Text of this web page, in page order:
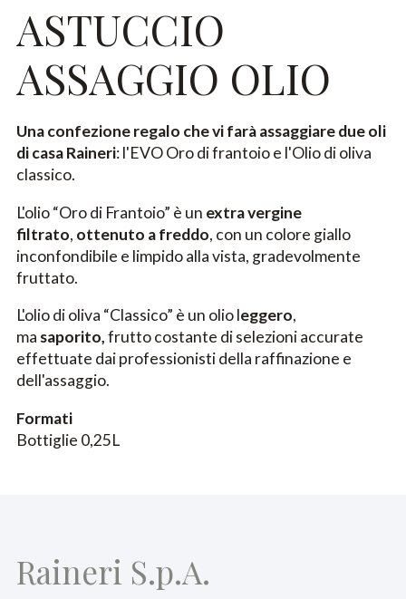
ASTUCCIO
ASSAGGIO OLIO
Una confezione regalo che vi farà assaggiare due oli
di casa Raineri: l'EVO Oro di frantoio e l'Olio di oliva
classico.
L'olio “Oro di Frantoio” è un extra vergine
filtrato, ottenuto a freddo, con un colore giallo
inconfondibile e limpido alla vista, gradevolmente
fruttato.
L'olio di oliva “Classico” è un olio leggero,
ma saporito,frutto costante di selezioni accurate
effettuate dai professionisti della raffinazione e
dell'assaggio.
Formati
Bottiglie 0,25L
Raineri S.p.A.